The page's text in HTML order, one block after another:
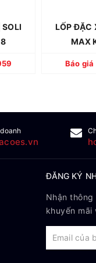
quốc
LỐP ĐẶC
MAX
Báo
-
ĐĂNG KÝ
Nhận
khuyến mãi